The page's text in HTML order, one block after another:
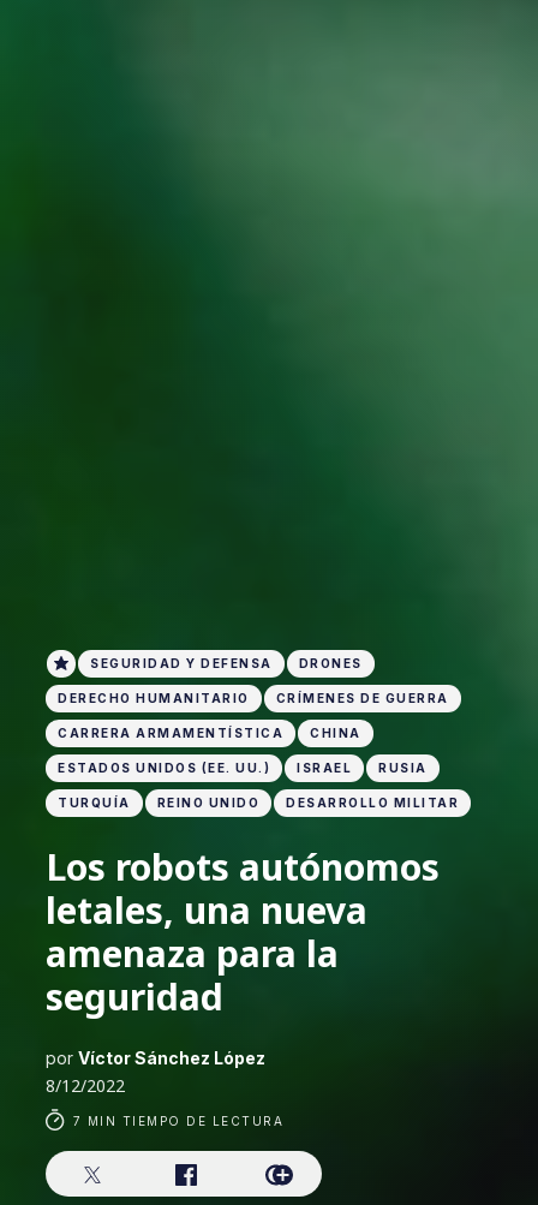
SEGURIDAD Y DEFENSA DRONES
DERECHO HUMANITARIO CRÍMENES DE GUERRA
CARRERA ARMAMENTÍSTICA CHINA
ESTADOS UNIDOS (EE. UU.) ISRAEL RUSIA
TURQUÍA REINO UNIDO DESARROLLO MILITAR
Los robots autónomos
letales, una nueva
amenaza para la
seguridad
por Víctor Sánchez López
8/12/2022
7 MIN TIEMPO DE LECTURA